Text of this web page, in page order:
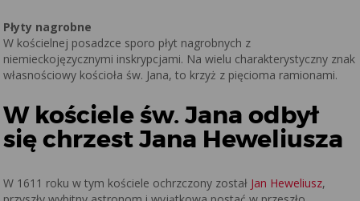
Płyty nagrobne
W kościelnej posadzce sporo płyt nagrobnych z
niemieckojęzycznymi inskrypcjami. Na wielu charakterystyczny znak
własnościowy kościoła św. Jana, to krzyż z pięcioma ramionami.
W kościele św. Jana odbył
się chrzest Jana Heweliusza
W 1611 roku w tym kościele ochrzczony został Jan Heweliusz,